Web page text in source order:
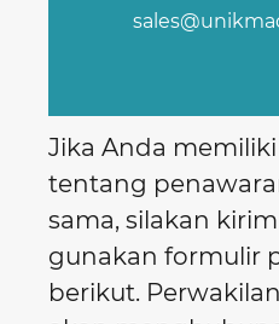
Jika Anda
tentang
sama, silakan
gunakan formulir
berikut.